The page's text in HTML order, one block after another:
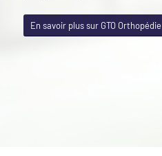
En savoir plus sur GTO Orthopédie